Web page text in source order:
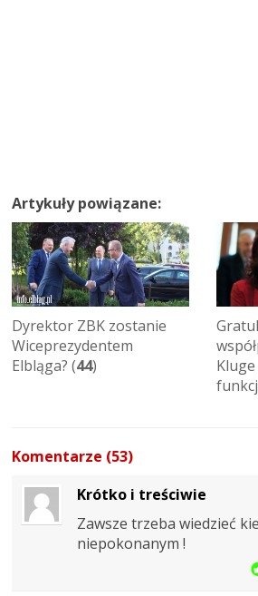
Artykuły powiązane:
Dyrektor ZBK zostanie
Wiceprezydentem
Elbląga? (44)
Komentarze (53)
Krótko i treściwie
Zawsze trzeba wiedzieć
niepokonanym !